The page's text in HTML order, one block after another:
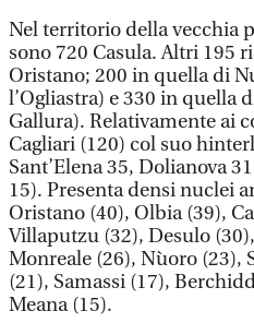
Nel territorio della vecchia
sono 720 Casula. Altri 195
Oristano; 200 in quella di
l’Ogliastra) e 330 in quella
Gallura). Relativamente ai
Cagliari (120) col suo
Sant’Elena 35, Dolianova
15). Presenta densi nuclei
Oristano (40), Olbia (39),
Villaputzu (32), Desulo
Monreale (26), Nùoro (23),
(21), Samassi (17),
Meana (15).